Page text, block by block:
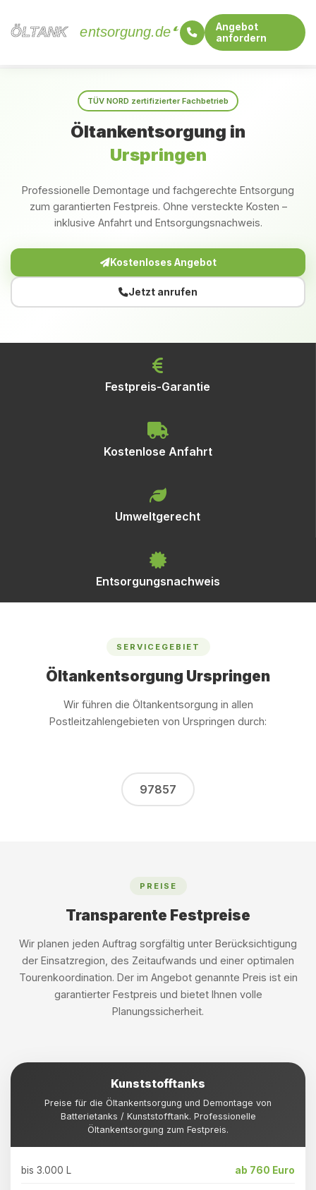
ÖLTANK
ÖLTANK entsorgung.de
Angebot
anfordern
TÜV NORD zertifizierter Fachbetrieb
Öltankentsorgung in
Urspringen
Professionelle Demontage und fachgerechte Entsorgung
zum garantierten Festpreis. Ohne versteckte Kosten –
inklusive Anfahrt und Entsorgungsnachweis.
Kostenloses Angebot
Jetzt anrufen
Festpreis-Garantie
Kostenlose Anfahrt
Umweltgerecht
Entsorgungsnachweis
SERVICEGEBIET
Öltankentsorgung Urspringen
Wir führen die Öltankentsorgung in allen
Postleitzahlengebieten von Urspringen durch:
97857
PREISE
Transparente Festpreise
Wir planen jeden Auftrag sorgfältig unter Berücksichtigung
der Einsatzregion, des Zeitaufwands und einer optimalen
Tourenkoordination. Der im Angebot genannte Preis ist ein
garantierter Festpreis und bietet Ihnen volle
Planungssicherheit.
Kunststofftanks
Preise für die Öltankentsorgung und Demontage von
Batterietanks / Kunststofftank. Professionelle
Öltankentsorgung zum Festpreis.
bis 3.000 L ab 760 Euro